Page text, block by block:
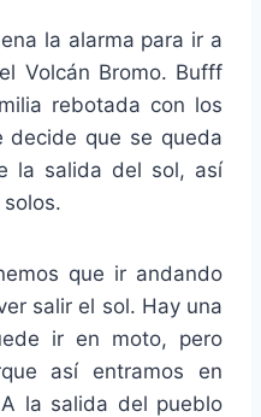
la alarma para ir a
Volcán Bromo. Bufff
rebotada con los
decide que se queda
la salida del sol, así
que ir andando
salir el sol. Hay una
ir en moto, pero
así entramos en
la salida del pueblo